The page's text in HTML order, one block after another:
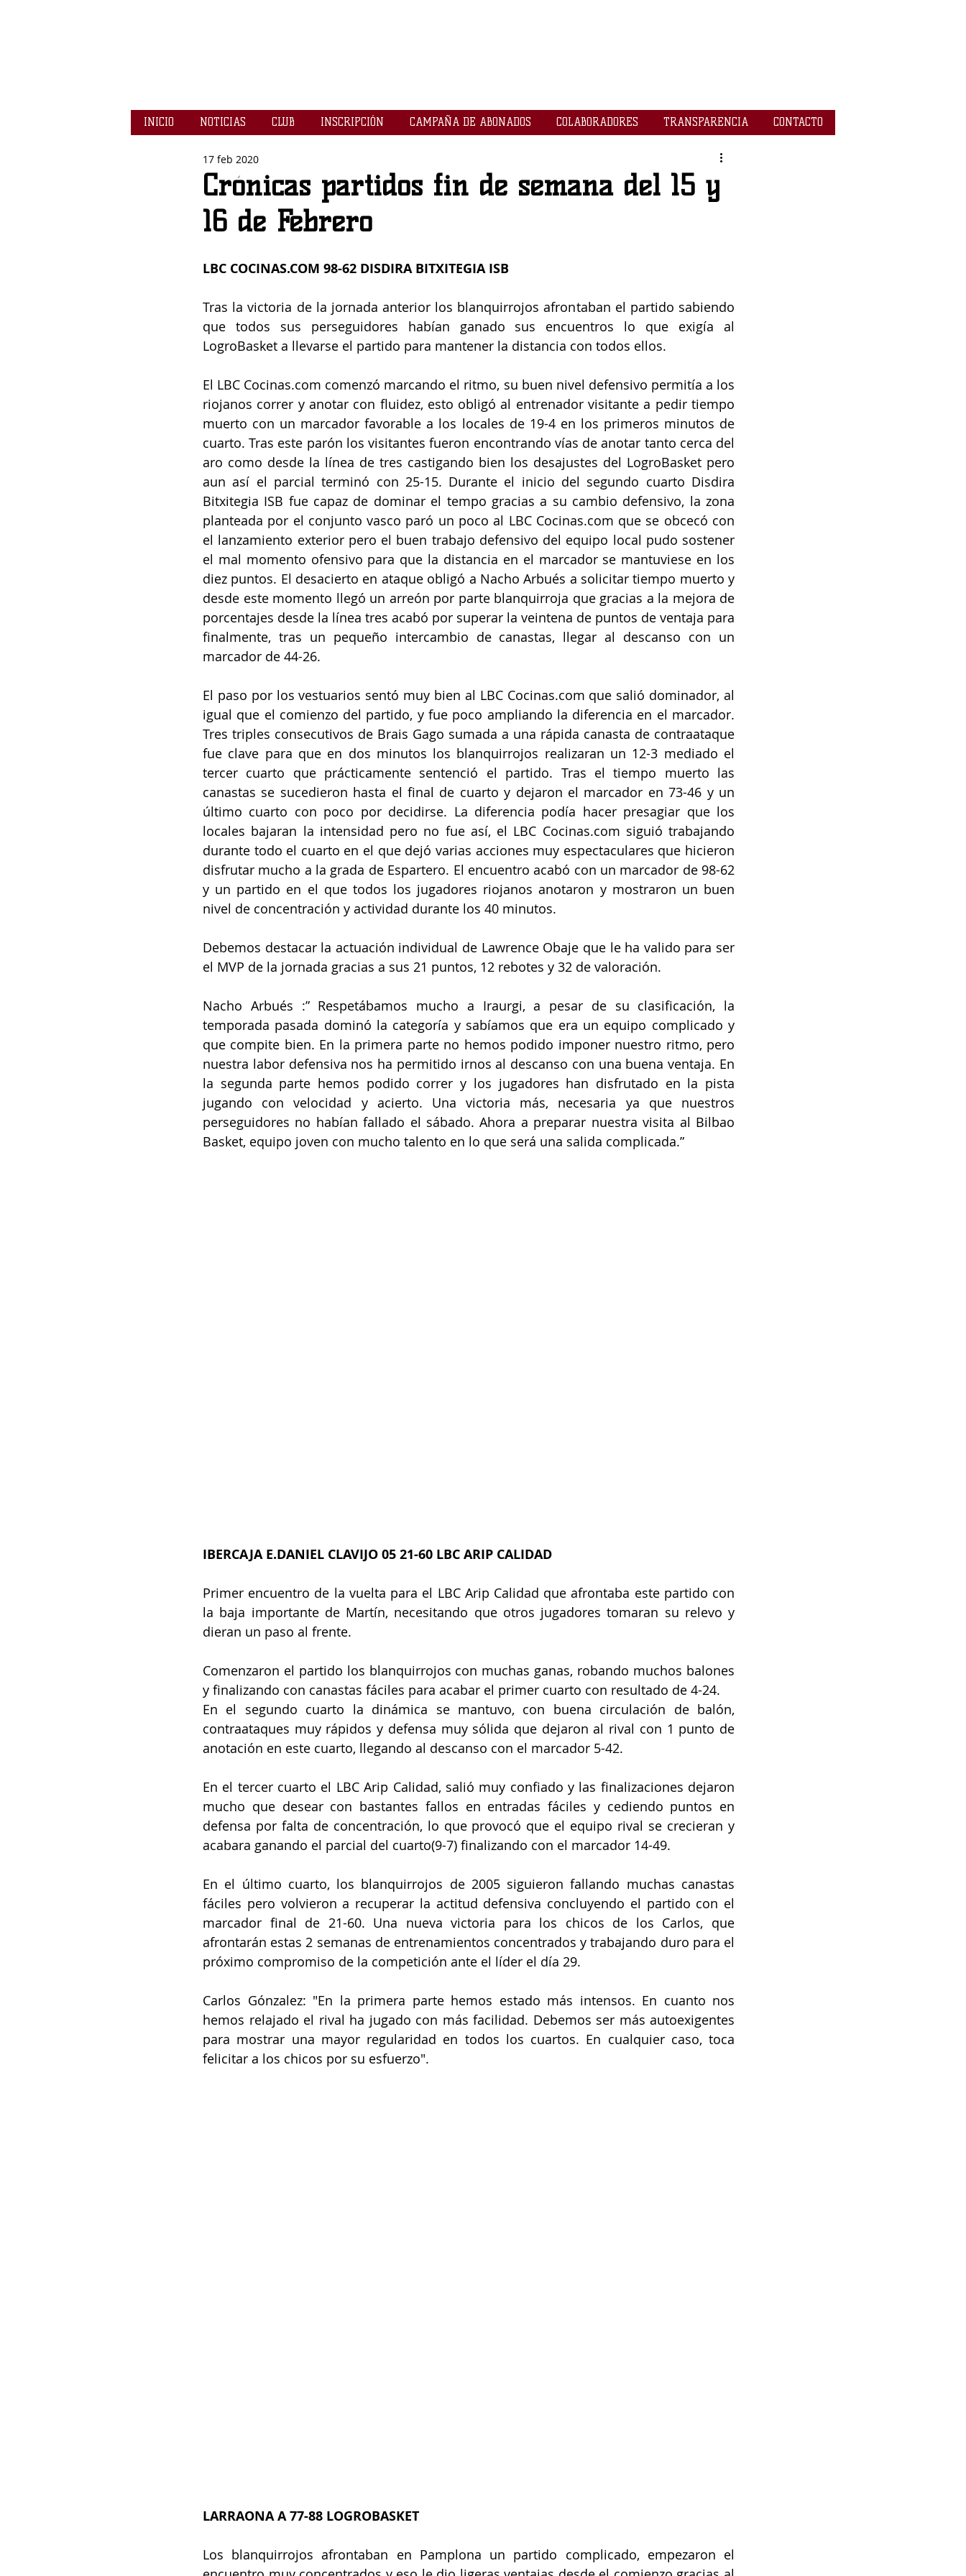
INICIO NOTICIAS CLUB INSCRIPCIÓN CAMPAÑA DE ABONADOS COLABORADORES TRANSPARENCIA CONTACTO
Crónicas partidos fin de semana del 15 y
16 de Febrero
17 feb 2020
LBC COCINAS.COM 98-62 DISDIRA BITXITEGIA ISB
Tras la victoria de la jornada anterior los blanquirrojos afrontaban el partido sabiendo
que todos sus perseguidores habían ganado sus encuentros lo que exigía al
LogroBasket a llevarse el partido para mantener la distancia con todos ellos.
El LBC Cocinas.com comenzó marcando el ritmo, su buen nivel defensivo permitía a los
riojanos correr y anotar con fluidez, esto obligó al entrenador visitante a pedir tiempo
muerto con un marcador favorable a los locales de 19-4 en los primeros minutos de
cuarto. Tras este parón los visitantes fueron encontrando vías de anotar tanto cerca del
aro como desde la línea de tres castigando bien los desajustes del LogroBasket pero
aun así el parcial terminó con 25-15. Durante el inicio del segundo cuarto Disdira
Bitxitegia ISB fue capaz de dominar el tempo gracias a su cambio defensivo, la zona
planteada por el conjunto vasco paró un poco al LBC Cocinas.com que se obcecó con
el lanzamiento exterior pero el buen trabajo defensivo del equipo local pudo sostener
el mal momento ofensivo para que la distancia en el marcador se mantuviese en los
diez puntos. El desacierto en ataque obligó a Nacho Arbués a solicitar tiempo muerto y
desde este momento llegó un arreón por parte blanquirroja que gracias a la mejora de
porcentajes desde la línea tres acabó por superar la veintena de puntos de ventaja para
finalmente, tras un pequeño intercambio de canastas, llegar al descanso con un
marcador de 44-26.
El paso por los vestuarios sentó muy bien al LBC Cocinas.com que salió dominador, al
igual que el comienzo del partido, y fue poco ampliando la diferencia en el marcador.
Tres triples consecutivos de Brais Gago sumada a una rápida canasta de contraataque
fue clave para que en dos minutos los blanquirrojos realizaran un 12-3 mediado el
tercer cuarto que prácticamente sentenció el partido. Tras el tiempo muerto las
canastas se sucedieron hasta el final de cuarto y dejaron el marcador en 73-46 y un
último cuarto con poco por decidirse. La diferencia podía hacer presagiar que los
locales bajaran la intensidad pero no fue así, el LBC Cocinas.com siguió trabajando
durante todo el cuarto en el que dejó varias acciones muy espectaculares que hicieron
disfrutar mucho a la grada de Espartero. El encuentro acabó con un marcador de 98-62
y un partido en el que todos los jugadores riojanos anotaron y mostraron un buen
nivel de concentración y actividad durante los 40 minutos.
Debemos destacar la actuación individual de Lawrence Obaje que le ha valido para ser
el MVP de la jornada gracias a sus 21 puntos, 12 rebotes y 32 de valoración.
Nacho Arbués :” Respetábamos mucho a Iraurgi, a pesar de su clasificación, la
temporada pasada dominó la categoría y sabíamos que era un equipo complicado y
que compite bien. En la primera parte no hemos podido imponer nuestro ritmo, pero
nuestra labor defensiva nos ha permitido irnos al descanso con una buena ventaja. En
la segunda parte hemos podido correr y los jugadores han disfrutado en la pista
jugando con velocidad y acierto. Una victoria más, necesaria ya que nuestros
perseguidores no habían fallado el sábado. Ahora a preparar nuestra visita al Bilbao
Basket, equipo joven con mucho talento en lo que será una salida complicada.”
IBERCAJA E.DANIEL CLAVIJO 05 21-60 LBC ARIP CALIDAD
Primer encuentro de la vuelta para el LBC Arip Calidad que afrontaba este partido con
la baja importante de Martín, necesitando que otros jugadores tomaran su relevo y
dieran un paso al frente.
Comenzaron el partido los blanquirrojos con muchas ganas, robando muchos balones
y finalizando con canastas fáciles para acabar el primer cuarto con resultado de 4-24.
En el segundo cuarto la dinámica se mantuvo, con buena circulación de balón,
contraataques muy rápidos y defensa muy sólida que dejaron al rival con 1 punto de
anotación en este cuarto, llegando al descanso con el marcador 5-42.
En el tercer cuarto el LBC Arip Calidad, salió muy confiado y las finalizaciones dejaron
mucho que desear con bastantes fallos en entradas fáciles y cediendo puntos en
defensa por falta de concentración, lo que provocó que el equipo rival se crecieran y
acabara ganando el parcial del cuarto(9-7) finalizando con el marcador 14-49.
En el último cuarto, los blanquirrojos de 2005 siguieron fallando muchas canastas
fáciles pero volvieron a recuperar la actitud defensiva concluyendo el partido con el
marcador final de 21-60. Una nueva victoria para los chicos de los Carlos, que
afrontarán estas 2 semanas de entrenamientos concentrados y trabajando duro para el
próximo compromiso de la competición ante el líder el día 29.
Carlos Gónzalez: "En la primera parte hemos estado más intensos. En cuanto nos
hemos relajado el rival ha jugado con más facilidad. Debemos ser más autoexigentes
para mostrar una mayor regularidad en todos los cuartos. En cualquier caso, toca
felicitar a los chicos por su esfuerzo".
LARRAONA A 77-88 LOGROBASKET
Los blanquirrojos afrontaban en Pamplona un partido complicado, empezaron el